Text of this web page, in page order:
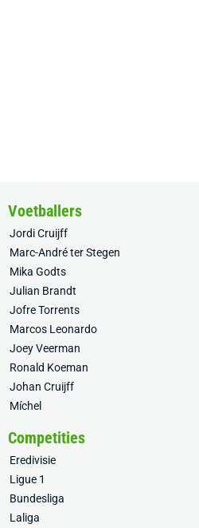
Voetballers
Jordi Cruijff
Marc-André ter Stegen
Mika Godts
Julian Brandt
Jofre Torrents
Marcos Leonardo
Joey Veerman
Ronald Koeman
Johan Cruijff
Míchel
Competities
Eredivisie
Ligue 1
Bundesliga
Laliga